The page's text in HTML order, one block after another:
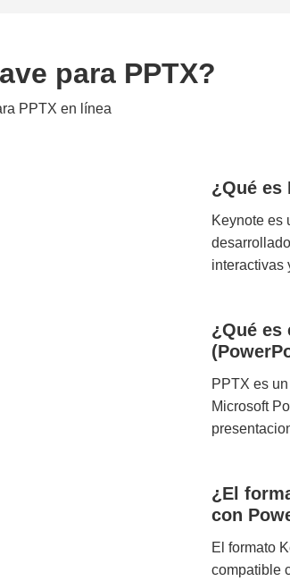
para PPTX?
PPTX en línea
¿Qué es
Keynote es
interactivas
¿Qué es
PPTX es
Microsoft
¿El
con
El formato
compatible